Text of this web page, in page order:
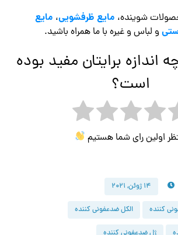
شوینده، مایع ظرفشویی، مایع
و لباس و غیره با ما همراه باشید.
اندازه برایتان مفید بوده
است؟
اولین رای شما هستیم
۱۴ ژوئن, ۲۰۲۱
کننده الکل ضدعفونی کننده